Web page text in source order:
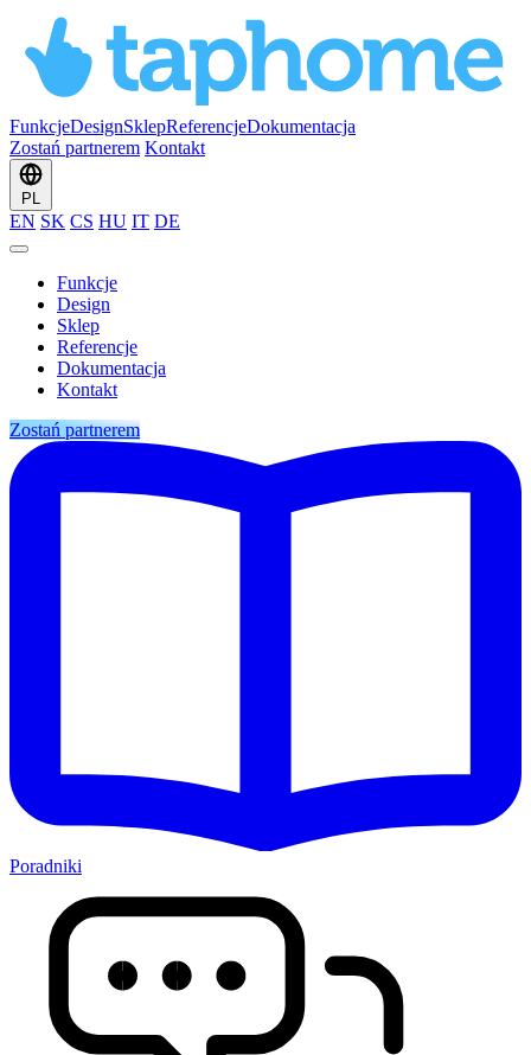
FunkcjeDesignSklepReferencjeDokumentacja
Zostań partnerem Kontakt
PL
EN SK CS HU IT DE
Funkcje
Design
Sklep
Referencje
Dokumentacja
Kontakt
Zostań partnerem
Poradniki